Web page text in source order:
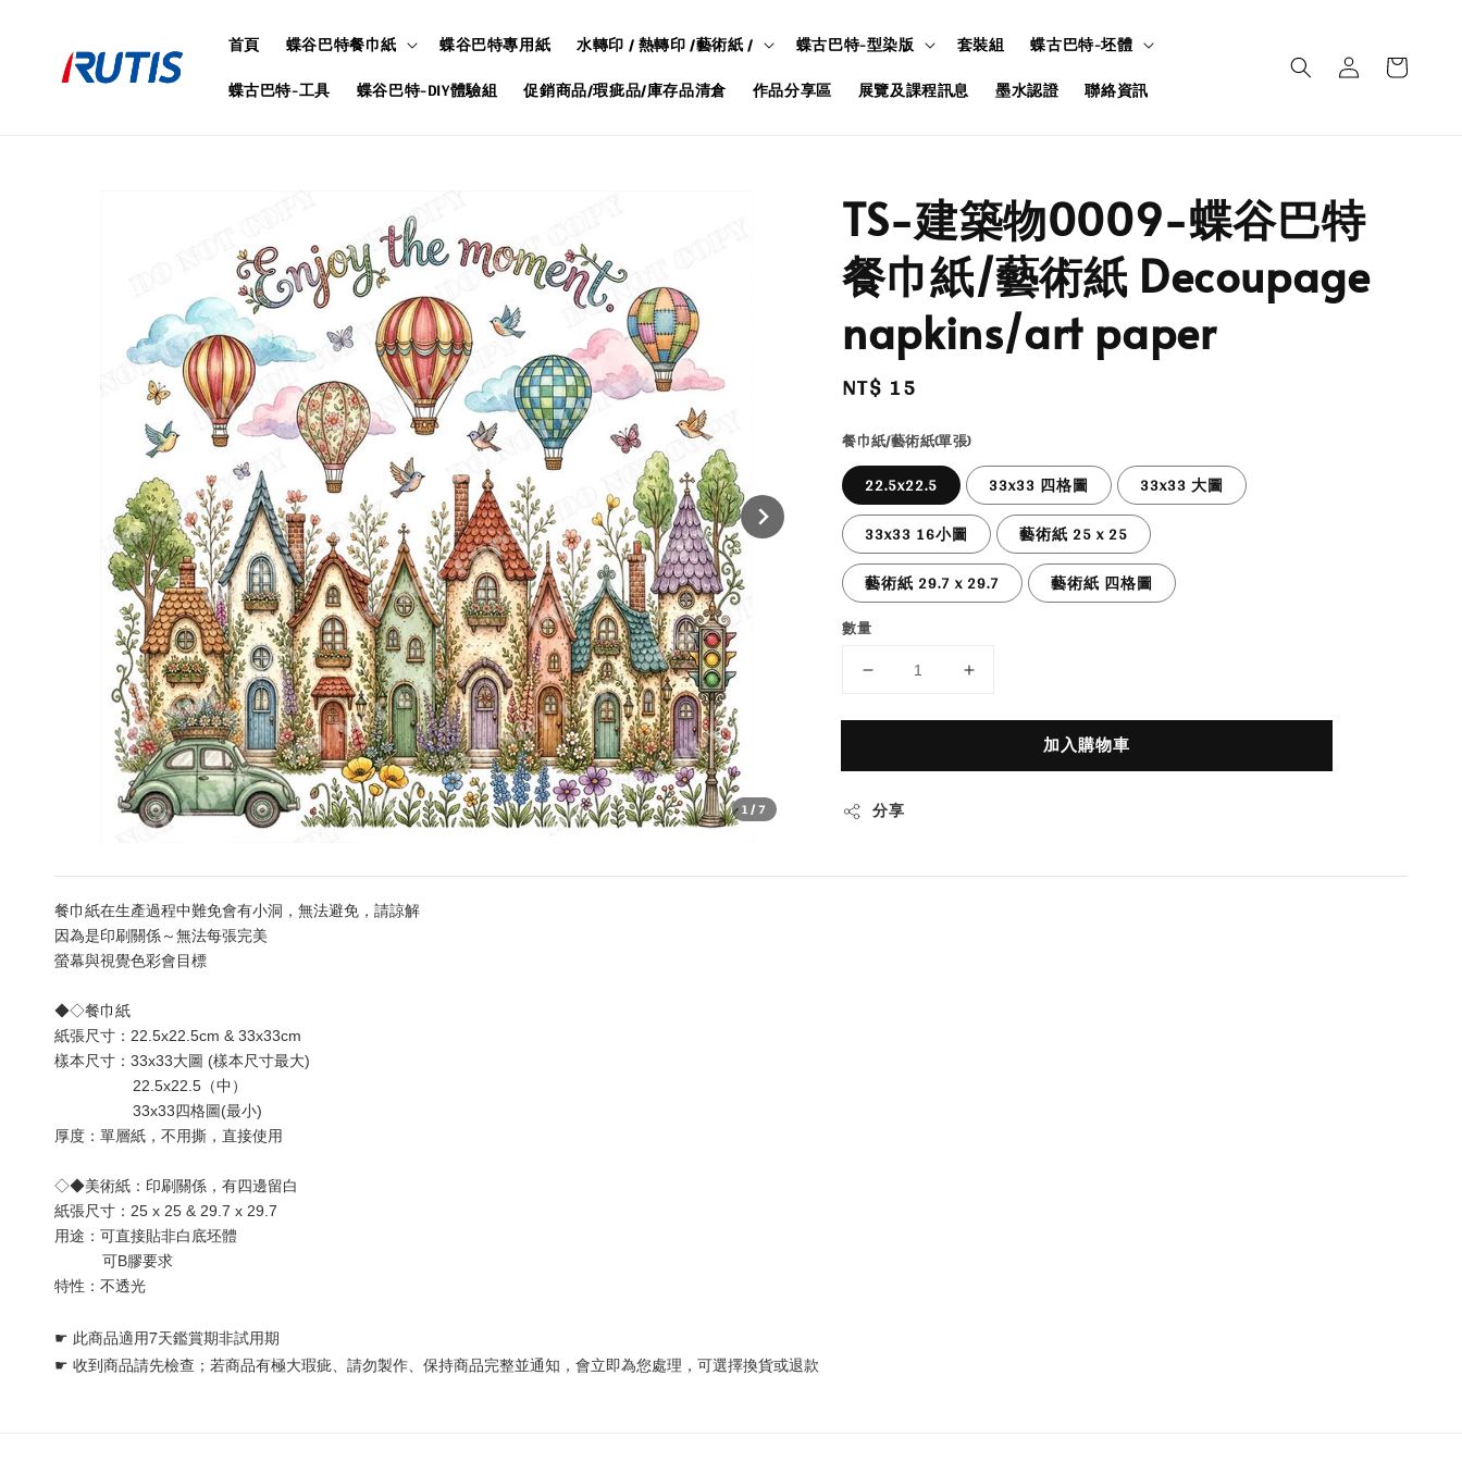
首頁 蝶谷巴特餐巾紙 蝶谷巴特專用紙 水轉印 / 熱轉印 /藝術紙 / 蝶古巴特-型染版 套裝組
蝶古巴特-坯體
蝶古巴特-工具
蝶谷巴特-DIY體驗組 促銷商品/瑕疵品/庫存品清倉 作品分享區 展覽及課程訊息 墨水認證 聯絡資訊
1/7
TS-建築物0009-蝶谷巴特
餐巾紙/藝術紙 Decoupage
napkins/art paper
Regular
NT$ 15
餐巾紙/藝術紙(單張)
22.5x22.5 33x33 四格圖
33x33 大圖
33x33 16小圖
藝術紙 25 x 25
藝術紙 29.7 x 29.7
藝術紙 四格圖
數量
加入購物車
分享
餐巾紙在生產過程中難免會有小洞，無法避免，請諒解
因為是印刷關係～無法每張完美
螢幕與視覺色彩會目標
◆◇餐巾紙
紙張尺寸：22.5x22.5cm & 33x33cm
樣本尺寸：33x33大圖 (樣本尺寸最大)
22.5x22.5（中）
33x33四格圖(最小)
厚度：單層紙 ，不用撕，直接使用
◇◆美術紙：印刷關係，有四邊留白
紙張尺寸：25 x 25 & 29.7 x 29.7
用途：可直接貼非白底坯體
可B膠要求
特性：不透光
☛ 此商品適用7天鑑賞期非試用期
☛ 收到商品請先檢查；若商品有極大瑕疵、請勿製作、保持商品完整並通知，會立即為您處理，可選擇換貨或退款